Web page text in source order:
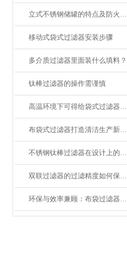
立式不锈钢储罐的特点及防火防爆安全注意事项
移动式袋式过滤器安装步骤
多介质过滤器里面装什么填料？
钛棒过滤器的操作需谨慎
高温环境下可得给袋式过滤器特殊保护
布袋式过滤器打造清洁生产新体验
不锈钢钛棒过滤器在设计上的这个优势不提不行！
双联过滤器的过滤精度如何保证？
环保与效率兼顾：布袋过滤器在粉尘控制中的关键角色